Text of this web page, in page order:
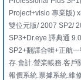
Project+visio 專業版)
雙位元版/ 2007 SP2/
SP3+Dr.eye 譯典通
SP2+翻譯合輯+正航
存.會計.營業帳務.客戶
報價系統.票據系統.維